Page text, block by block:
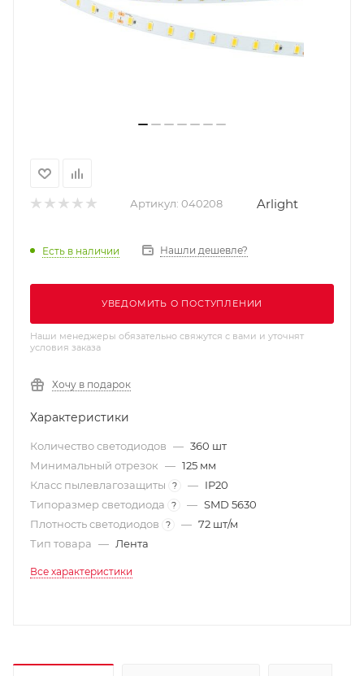
Артикул: 040208 Arlight
Есть в наличии Нашли дешевле?
УВЕДОМИТЬ О ПОСТУПЛЕНИИ
Наши менеджеры обязательно свяжутся с вами и уточнят
условия заказа
Хочу в подарок
Характеристики
Количество светодиодов — 360 шт
Минимальный отрезок — 125 мм
Класс пылевлагозащиты
? — IP20
Типоразмер светодиода
? — SMD 5630
Плотность светодиодов
? — 72 шт/м
Тип товара — Лента
Все характеристики